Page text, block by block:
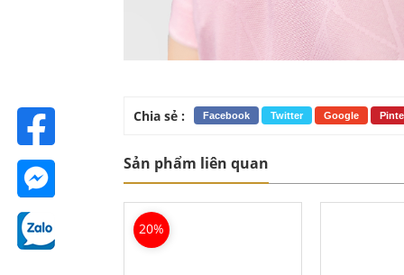
Chia sẻ : Facebook Twitter Google
Sản phẩm liên quan
20%